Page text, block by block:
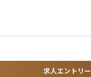
求人エントリー